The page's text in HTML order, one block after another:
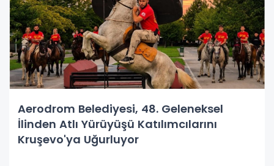
Aerodrom Belediyesi, 48. Geleneksel
İlinden Atlı Yürüyüşü Katılımcılarını
Kruşevo'ya Uğurluyor